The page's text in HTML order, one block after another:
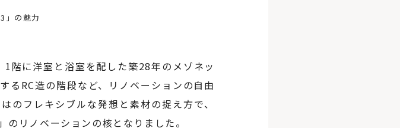
」の魅力
階に洋室と浴室を配した築28年のメゾネッ
るRC造の階段など、リノベーションの自由
のフレキシブルな発想と素材の捉え方で、
リノベーションの核となりました。